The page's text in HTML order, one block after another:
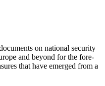
on national security
and beyond for the fore­
that have emerged from a